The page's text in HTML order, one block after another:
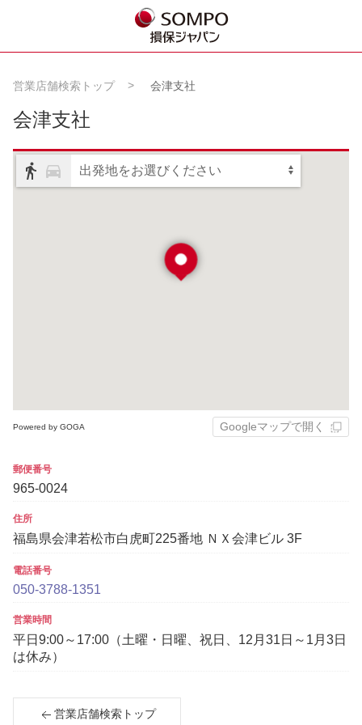
営業店舗検索トップ 会津支社
会津支社
出発地をお選びください
Powered by GOGA Googleマップで開く
郵便番号
965-0024
住所
福島県会津若松市白虎町225番地 ＮＸ会津ビル 3F
電話番号
050-3788-1351
営業時間
平日9:00～17:00（土曜・日曜、祝日、12月31日～1月3日
は休み）
営業店舗検索トップ